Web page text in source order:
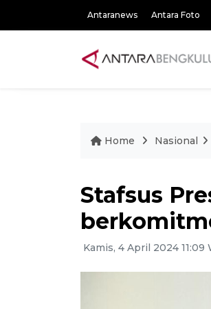
Antaranews Antara Foto
Home Nasional
Stafsus
Kamis, 4 April 2024 11:09